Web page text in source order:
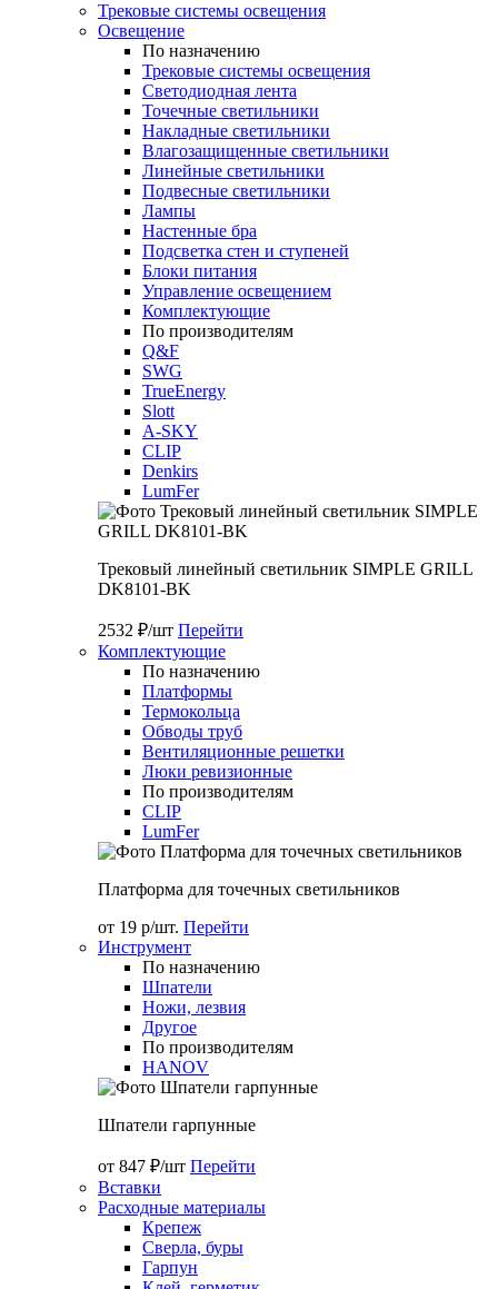
Трековые системы освещения
Освещение
По назначению
Трековые системы освещения
Светодиодная лента
Точечные светильники
Накладные светильники
Влагозащищенные светильники
Линейные светильники
Подвесные светильники
Лампы
Настенные бра
Подсветка стен и ступеней
Блоки питания
Управление освещением
Комплектующие
По производителям
Q&F
SWG
TrueEnergy
Slott
A-SKY
CLIP
Denkirs
LumFer
Трековый линейный светильник SIMPLE GRILL
DK8101-BK
2532 ₽/шт Перейти
Комплектующие
По назначению
Платформы
Термокольца
Обводы труб
Вентиляционные решетки
Люки ревизионные
По производителям
CLIP
LumFer
Платформа для точечных светильников
от 19 р/шт. Перейти
Инструмент
По назначению
Шпатели
Ножи, лезвия
Другое
По производителям
HANOV
Шпатели гарпунные
от 847 ₽/шт Перейти
Вставки
Расходные материалы
Крепеж
Сверла, буры
Гарпун